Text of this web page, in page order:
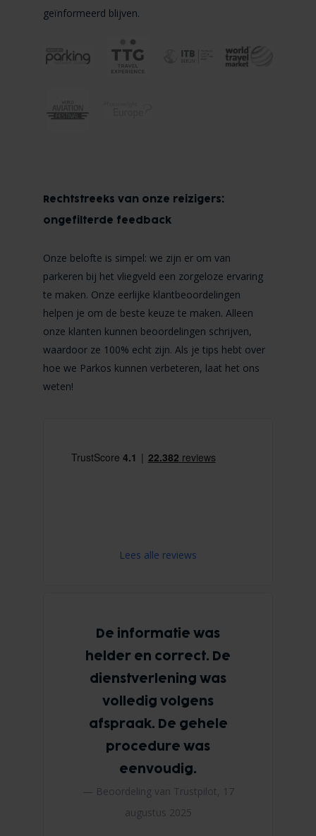
geïnformeerd blijven.
Lees alle reviews
Rechtstreeks van onze reizigers:
ongefilterde feedback
Onze belofte is simpel: we zijn er om van
parkeren bij het vliegveld een zorgeloze ervaring
te maken. Onze eerlijke klantbeoordelingen
helpen je om de beste keuze te maken. Alleen
onze klanten kunnen beoordelingen schrijven,
waardoor ze 100% echt zijn. Als je tips hebt over
hoe we Parkos kunnen verbeteren, laat het ons
weten!
De informatie was
helder en correct. De
dienstverlening was
volledig volgens
afspraak. De gehele
procedure was
eenvoudig.
— Beoordeling van Trustpilot, 17
augustus 2025